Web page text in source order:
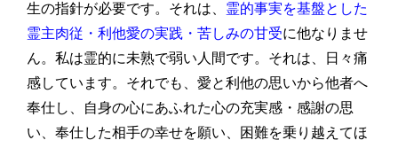
生の指針が必要です。それは、 霊的事実を基盤とした
霊主肉従・利他愛の実践・苦しみの甘受に他なりませ
ん。私は霊的に未熟で弱い人間です。それは、日々痛
感しています。それでも、愛と利他の思いから他者へ
奉仕し、自身の心にあふれた心の充実感・感謝の思
い、奉仕した相手の幸せを願い、困難を乗り越えてほ